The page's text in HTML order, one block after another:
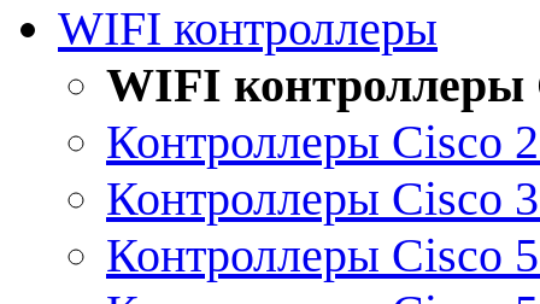
WIFI контроллеры
WIFI контроллеры
Контроллеры Cisco
Контроллеры Cisco
Контроллеры Cisco